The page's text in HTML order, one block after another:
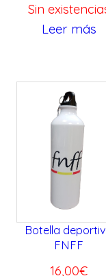
Sin
Leer más
Botella
FNFF
16,00€